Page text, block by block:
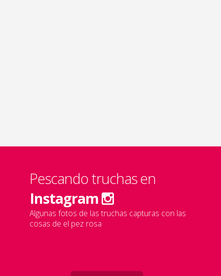
Pescando truchas en
Instagram
Algunas fotos de las truchas capturas con las
cosas de el pez rosa